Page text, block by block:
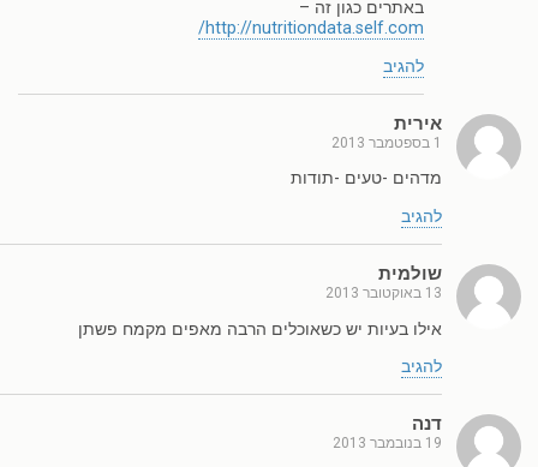
באתרים כגון זה –
http://nutritiondata.self.com/
להגיב
אירית
1 בספטמבר 2013
מדהים -טעים -תודות
להגיב
שולמית
13 באוקטובר 2013
אילו בעיות יש כשאוכלים הרבה מאפים מקמח פשתן
להגיב
דנה
19 בנובמבר 2013